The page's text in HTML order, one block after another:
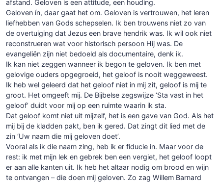
afstand. Geloven is een attitude, een houding.
Geloven ín, daar gaat het om. Geloven is vertrouwen, het leren
liefhebben van Gods schepselen. Ik ben trouwens niet zo van
de overtuiging dat Jezus een brave hendrik was. Ik wil ook niet
reconstrueren wat voor historisch persoon Hij was. De
evangeliën zijn niet bedoeld als documentaire, denk ik.
Ik kan niet zeggen wanneer ik begon te geloven. Ik ben met
gelovige ouders opgegroeid, het geloof is nooit weggeweest.
Ik heb wel geleerd dat het geloof niet in mij zit, geloof is mij te
groot. Het omgeeft mij. De Bijbelse zegswijze ‘Sta vast in het
geloof’ duidt voor mij op een ruimte waarin ik sta.
Dat geloof komt niet uit mijzelf, het is een gave van God. Als het
mij bij de kladden pakt, ben ik gered. Dat zingt dit lied met de
zin ‘Uw naam die mij geloven doet’.
Vooral als ik die naam zing, heb ik er fiducie in. Maar voor de
rest: ik met mijn lek en gebrek ben een vergiet, het geloof loopt
er aan alle kanten uit. Ik heb het altaar nodig om brood en wijn
te ontvangen – die doen mij geloven. Zo zag Willem Barnard